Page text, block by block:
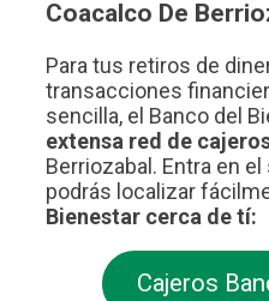
Coacalco De
Para tus retiros de
transacciones
sencilla, el Banco del
extensa red de
Berriozabal. Entra en
podrás localizar
Bienestar cerca de tí:
Cajeros